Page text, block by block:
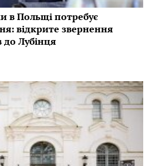
в Польщі потребує
відкрите звернення
до Лубінця